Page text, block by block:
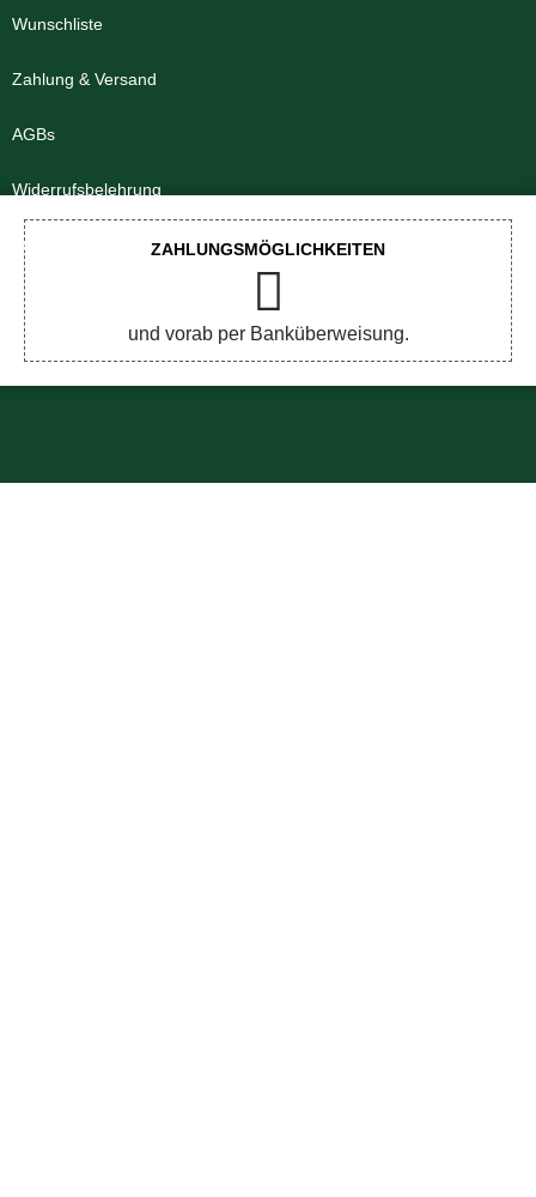
Wunschliste
Zahlung & Versand
AGBs
Widerrufsbelehrung
Impressum
Datenschutzerklärung
ZAHLUNGSMÖGLICHKEITEN
und vorab per Banküberweisung.